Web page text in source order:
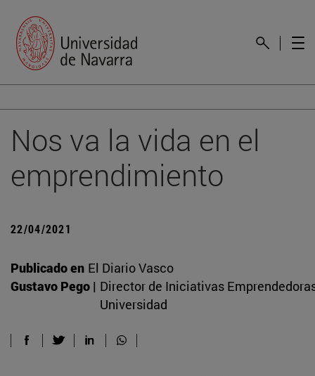
Nos va la vida en el
emprendimiento
22/04/2021
Publicado en El Diario Vasco
Gustavo Pego | Director de Iniciativas
Universidad